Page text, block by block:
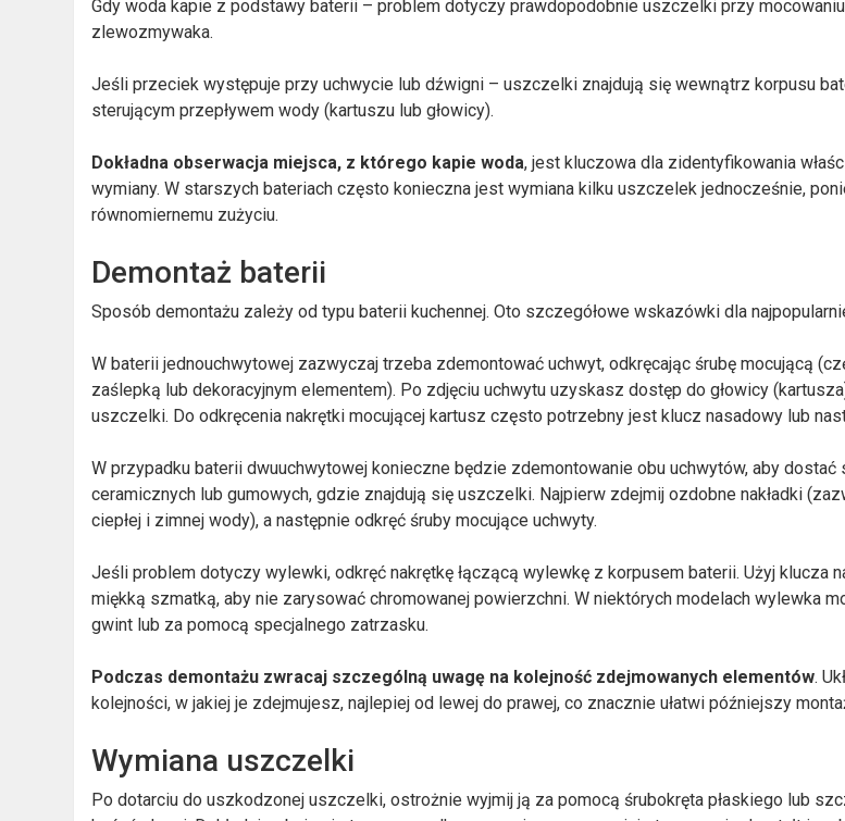
Gdy woda kapie z podstawy baterii – problem dotyczy prawdopodobnie uszczelki przy
zlewozmywaka.
Jeśli przeciek występuje przy uchwycie lub dźwigni – uszczelki znajdują się wewnątrz korpusu
sterującym przepływem wody (kartuszu lub głowicy).
Dokładna obserwacja miejsca, z którego kapie woda, jest kluczowa dla zidentyfikowania
wymiany. W starszych bateriach często konieczna jest wymiana kilku uszczelek jednocześnie,
równomiernemu zużyciu.
Demontaż baterii
Sposób demontażu zależy od typu baterii kuchennej. Oto szczegółowe wskazówki dla
W baterii jednouchwytowej zazwyczaj trzeba zdemontować uchwyt, odkręcając śrubę mocującą
zaślepką lub dekoracyjnym elementem). Po zdjęciu uchwytu uzyskasz dostęp do głowicy
uszczelki. Do odkręcenia nakrętki mocującej kartusz często potrzebny jest klucz nasadowy lub
W przypadku baterii dwuuchwytowej konieczne będzie zdemontowanie obu uchwytów, aby dostać
ceramicznych lub gumowych, gdzie znajdują się uszczelki. Najpierw zdejmij ozdobne nakładki
ciepłej i zimnej wody), a następnie odkręć śruby mocujące uchwyty.
Jeśli problem dotyczy wylewki, odkręć nakrętkę łączącą wylewkę z korpusem baterii. Użyj klucza
miękką szmatką, aby nie zarysować chromowanej powierzchni. W niektórych modelach wylewka
gwint lub za pomocą specjalnego zatrzasku.
Podczas demontażu zwracaj szczególną uwagę na kolejność zdejmowanych elementów.
kolejności, w jakiej je zdejmujesz, najlepiej od lewej do prawej, co znacznie ułatwi późniejszy
Wymiana uszczelki
Po dotarciu do uszkodzonej uszczelki, ostrożnie wyjmij ją za pomocą śrubokręta płaskiego lub